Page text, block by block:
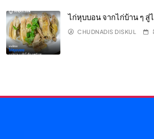
ไก่หุบบอน จากไก่บ้าน ๆ สู่
CHUDNADIS DISKUL